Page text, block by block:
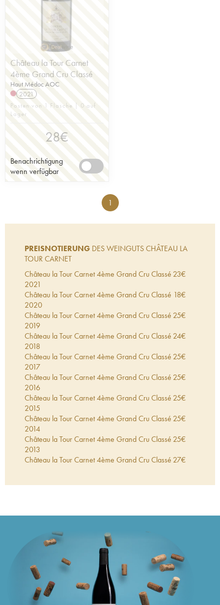
Château la Tour Carnet
4ème Grand Cru Classé
Haut Médoc AOC
2021
Posten von 1 Flasche | 0 auf
Lager
28€
Benachrichtigung
wenn verfügbar
1
PREISNOTIERUNG DES WEINGUTS CHÂTEAU LA
TOUR CARNET
Château la Tour Carnet 4ème Grand Cru Classé
2021
23€
Château la Tour Carnet 4ème Grand Cru Classé
2020
18€
Château la Tour Carnet 4ème Grand Cru Classé
2019
25€
Château la Tour Carnet 4ème Grand Cru Classé
2018
24€
Château la Tour Carnet 4ème Grand Cru Classé
2017
25€
Château la Tour Carnet 4ème Grand Cru Classé
2016
25€
Château la Tour Carnet 4ème Grand Cru Classé
2015
25€
Château la Tour Carnet 4ème Grand Cru Classé
2014
25€
Château la Tour Carnet 4ème Grand Cru Classé
2013
25€
Château la Tour Carnet 4ème Grand Cru Classé 27€
Château la Tour Carnet 4ème Grand Cru Classé
Château la Tour Carnet 4ème Grand Cru Classé
2007
19€
Château la Tour Carnet 4ème Grand Cru Classé
2006
27